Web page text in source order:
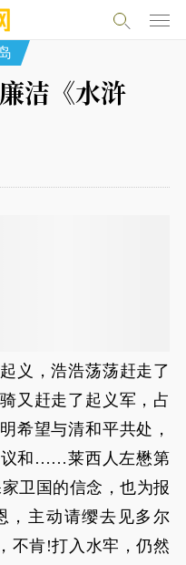
洁《水浒
义，浩浩荡荡赶走了
又赶走了起义军，占
希望与清和平共处，
议和……莱西人左懋第
卫国的信念，也为报
，主动请缨去见多尔
不肯!打入水牢，仍然